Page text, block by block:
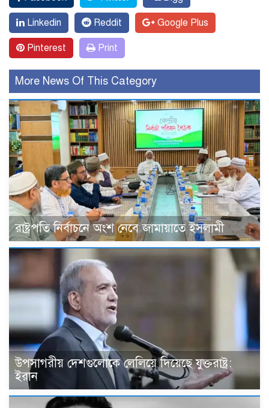
Linkedin Reddit Google Plus
Pinterest Print
More News Of This Category
রাষ্ট্রপতি নির্বাচনে অংশ নেবে জামায়াতে ইসলামী
উপসাগরীয় দেশগুলোকে লেলিয়ে দিয়েছে যুক্তরাষ্ট্র:
ইরান